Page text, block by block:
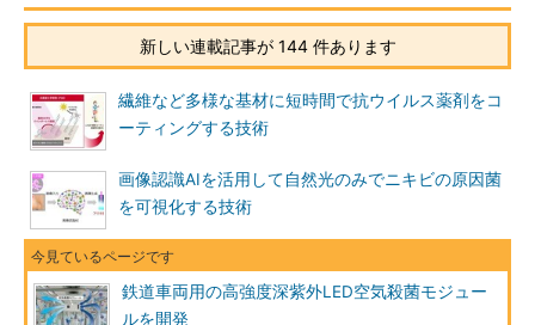
新しい連載記事が 144 件あります
繊維など多様な基材に短時間で抗ウイルス薬剤をコ
ーティングする技術
画像認識AIを活用して自然光のみでニキビの原因菌
を可視化する技術
鉄道車両用の高強度深紫外LED空気殺菌モジュー
ルを開発